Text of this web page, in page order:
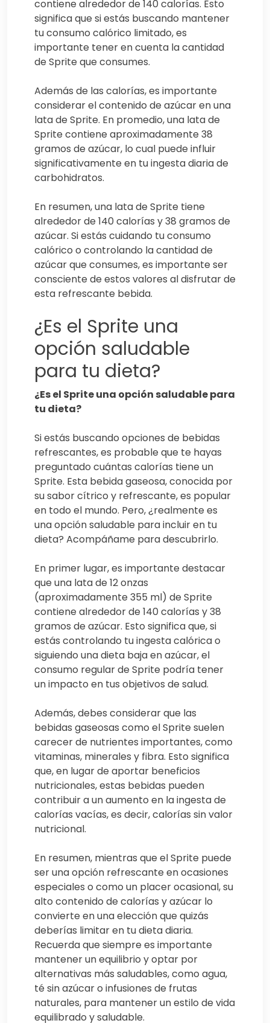
contiene alrededor de 140 calorías. Esto
significa que si estás buscando mantener
tu consumo calórico limitado, es
importante tener en cuenta la cantidad
de Sprite que consumes.
Además de las calorías, es importante
considerar el contenido de azúcar en una
lata de Sprite. En promedio, una lata de
Sprite contiene aproximadamente 38
gramos de azúcar, lo cual puede influir
significativamente en tu ingesta diaria de
carbohidratos.
En resumen, una lata de Sprite tiene
alrededor de 140 calorías y 38 gramos de
azúcar. Si estás cuidando tu consumo
calórico o controlando la cantidad de
azúcar que consumes, es importante ser
consciente de estos valores al disfrutar de
esta refrescante bebida.
¿Es el Sprite una
opción saludable
para tu dieta?
¿Es el Sprite una opción saludable para
tu dieta?
Si estás buscando opciones de bebidas
refrescantes, es probable que te hayas
preguntado cuántas calorías tiene un
Sprite. Esta bebida gaseosa, conocida por
su sabor cítrico y refrescante, es popular
en todo el mundo. Pero, ¿realmente es
una opción saludable para incluir en tu
dieta? Acompáñame para descubrirlo.
En primer lugar, es importante destacar
que una lata de 12 onzas
(aproximadamente 355 ml) de Sprite
contiene alrededor de 140 calorías y 38
gramos de azúcar. Esto significa que, si
estás controlando tu ingesta calórica o
siguiendo una dieta baja en azúcar, el
consumo regular de Sprite podría tener
un impacto en tus objetivos de salud.
Además, debes considerar que las
bebidas gaseosas como el Sprite suelen
carecer de nutrientes importantes, como
vitaminas, minerales y fibra. Esto significa
que, en lugar de aportar beneficios
nutricionales, estas bebidas pueden
contribuir a un aumento en la ingesta de
calorías vacías, es decir, calorías sin valor
nutricional.
En resumen, mientras que el Sprite puede
ser una opción refrescante en ocasiones
especiales o como un placer ocasional, su
alto contenido de calorías y azúcar lo
convierte en una elección que quizás
deberías limitar en tu dieta diaria.
Recuerda que siempre es importante
mantener un equilibrio y optar por
alternativas más saludables, como agua,
té sin azúcar o infusiones de frutas
naturales, para mantener un estilo de vida
equilibrado y saludable.